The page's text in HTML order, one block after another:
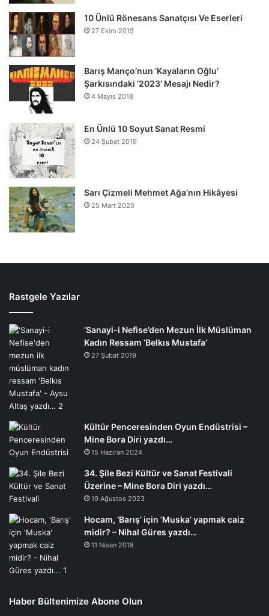
10 Ünlü Rönesans Sanatçısı Ve Eserleri
27 Ekim 2019
Barış Manço’nun ‘Kayaların Oğlu’
Şarkısındaki ‘2023’ Mesajı Nedir?
4 Mayıs 2018
En Ünlü 10 Soyut Sanat Resmi
24 Şubat 2019
Sarı Çizmeli Mehmet Ağa’nın Hikâyesi
25 Mart 2020
Rastgele Yazılar
‘Sanayi-i Nefise’den Mezun İlk Müslüman
Kadın Ressam ‘Belkıs Mustafa’
27 Şubat 2019
Kültür Penceresinden Oyun Endüstrisi –
Mine Bora Diri yazdı…
15 Haziran 2024
34. Şile Bezi Kültür ve Sanat Festivali
Üzerine – Mine Bora Diri yazdı…
19 Ağustos 2023
Hocam, ‘Barış’ için ‘Muska’ yapmak caiz
midir? – Nihal Güres yazdı…
11 Nisan 2018
Haber Bültenimize Abone Olun